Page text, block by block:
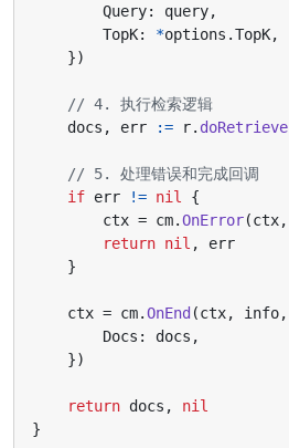
Query: query,
TopK: *options .TopK,
})
// 4. 执行检索逻辑
docs , err := r. doRetrieve
// 5. 处理错误和完成回调
if err != nil
{
ctx = cm.OnError(ctx,
return nil ,
err
}
ctx = cm.OnEnd(ctx, info,
Docs : docs ,
})
return docs ,
nil
}